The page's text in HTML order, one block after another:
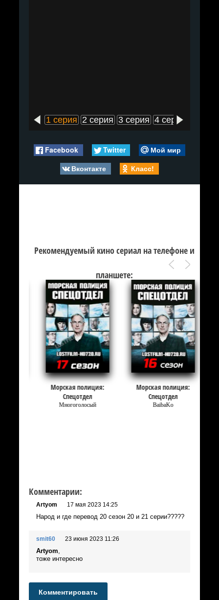
1 серия 2 серия 3 серия 4 серия
Facebook Twitter
Мой мир
Вконтакте
Класс!
Рекомендуемый кино сериал на телефоне и
планшете:
Морская полиция:
Спецотдел
Многоголосый
Морская полиция:
Спецотдел
BaibaKo
Комментарии:
Artyom 17 мая 2023 14:25
Народ и где перевод 20 сезон 20 и 21 серии?????
smit60 23 июня 2023 11:26
Artyom,
тоже интересно
Комментировать